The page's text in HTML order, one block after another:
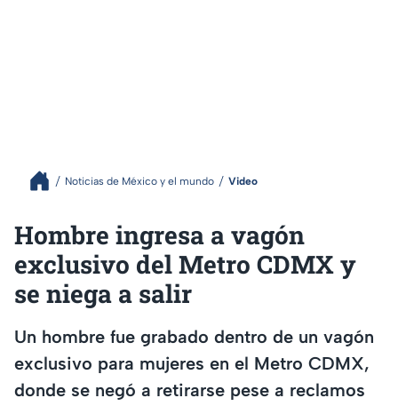
Noticias de México y el mundo Video
Hombre ingresa a vagón
exclusivo del Metro CDMX y
se niega a salir
Un hombre fue grabado dentro de un vagón
exclusivo para mujeres en el Metro CDMX,
donde se negó a retirarse pese a reclamos